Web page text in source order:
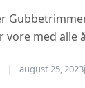
vore med
august 25, 2023